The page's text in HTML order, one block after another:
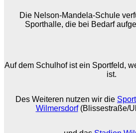
Die Nelson-Mandela-Schule
Sporthalle, die bei Bedarf
Auf dem Schulhof ist ein Sportfeld,
ist.
Des Weiteren nutzen wir die
Wilmersdorf(Blissestraße/